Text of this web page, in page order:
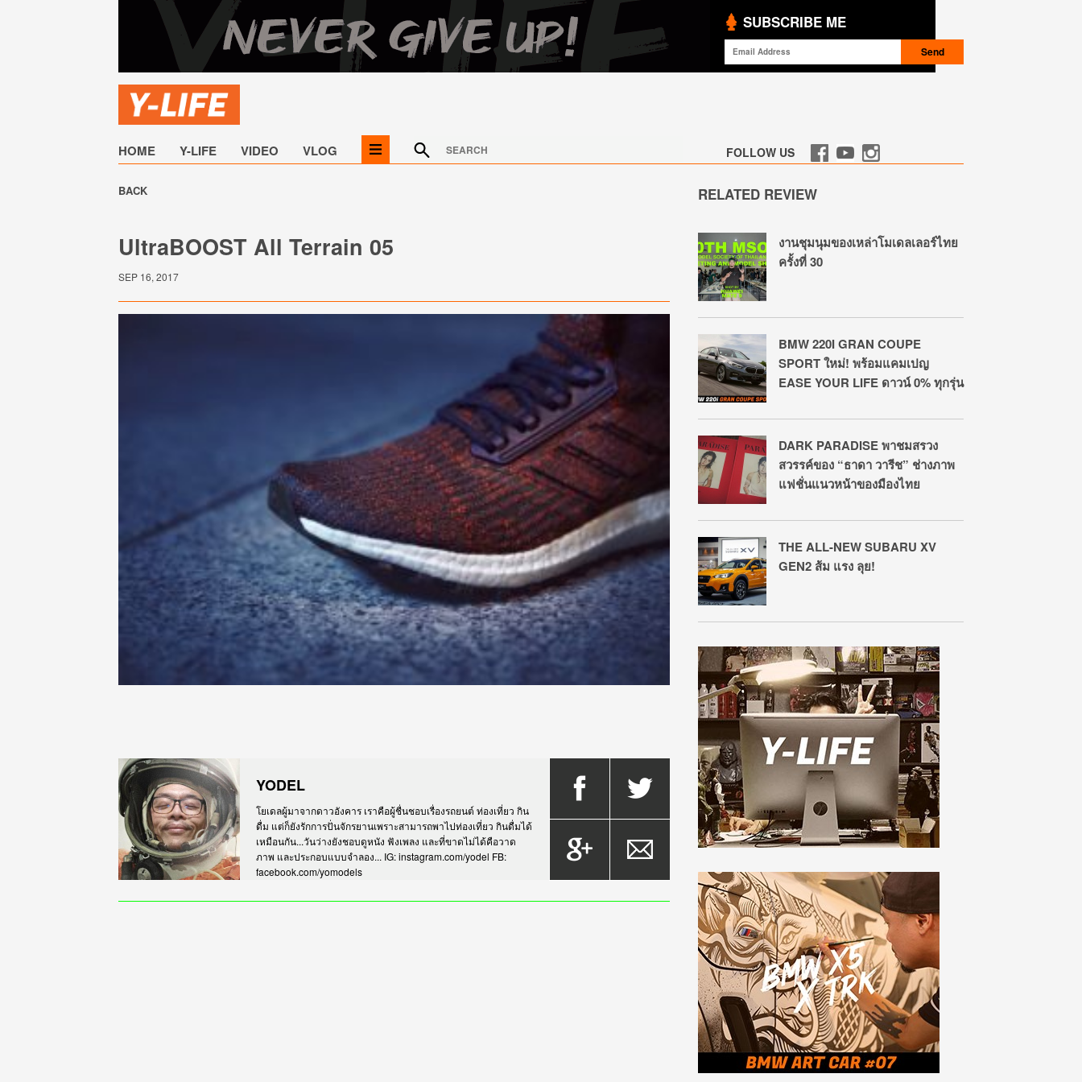
SUBSCRIBE ME
HOME Y-LIFE VIDEO VLOG FOLLOW US
BACK
UltraBOOST All Terrain 05
SEP 16, 2017
YODEL
โยเดลผู้มาจากดาวอังคาร เราคือผู้ชื่นชอบเรื่องรถยนต์ ท่องเที่ยว กิน
ดื่ม แต่ก็ยังรักการปั่นจักรยานเพราะสามารถพาไปท่องเที่ยว กินดื่มได้
เหมือนกัน...วันว่างยังชอบดูหนัง ฟังเพลง และที่ขาดไม่ได้คือวาด
ภาพ และประกอบแบบจำลอง... IG: instagram.com/yodel FB:
facebook.com/yomodels
RELATED REVIEW
งานชุมนุมของเหล่าโมเดลเลอร์ไทย
ครั้งที่ 30
BMW 220I GRAN COUPE
SPORT ใหม่! พร้อมแคมเปญ
EASE YOUR LIFE ดาวน์ 0% ทุกรุ่น
DARK PARADISE พาชมสรวง
สวรรค์ของ “ธาดา วารีช” ช่างภาพ
แฟชั่นแนวหน้าของมืองไทย
THE ALL-NEW SUBARU XV
GEN2 ส้ม แรง ลุย!